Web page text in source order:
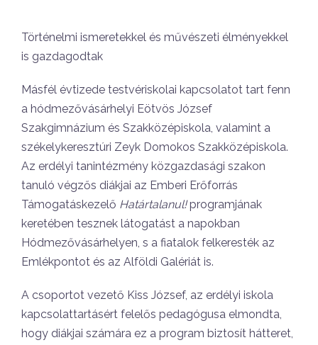
Történelmi ismeretekkel és művészeti élményekkel
is gazdagodtak
Másfél évtizede testvériskolai kapcsolatot tart fenn
a hódmezővásárhelyi Eötvös József
Szakgimnázium és Szakközépiskola, valamint a
székelykeresztúri Zeyk Domokos Szakközépiskola.
Az erdélyi tanintézmény közgazdasági szakon
tanuló végzős diákjai az Emberi Erőforrás
Támogatáskezelő Határtalanul!programjának
keretében tesznek látogatást a napokban
Hódmezővásárhelyen, s a fiatalok felkeresték az
Emlékpontot és az Alföldi Galériát is.
A csoportot vezető Kiss József, az erdélyi iskola
kapcsolattartásért felelős pedagógusa elmondta,
hogy diákjai számára ez a program biztosít hátteret,